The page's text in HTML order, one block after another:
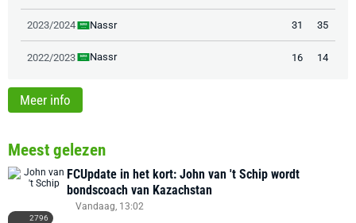
2023/2024 Nassr 31 35
2022/2023 Nassr 16 14
Meer info
Meest gelezen
2796
FCUpdate in het kort: John van 't Schip wordt
bondscoach van Kazachstan
Vandaag, 13:02